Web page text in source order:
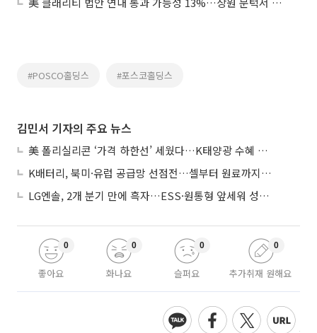
#POSCO홀딩스 #포스코홀딩스
김민서 기자의 주요 뉴스
美 폴리실리콘 ‘가격 하한선’ 세웠다…K태양광 수혜 기대
K배터리, 북미·유럽 공급망 선점전…셀부터 원료까지 현지화
LG엔솔, 2개 분기 만에 흑자…ESS·원통형 앞세워 성장 가속
좋아요
0
화나요
0
슬퍼요
0
추가취재 원해요
0